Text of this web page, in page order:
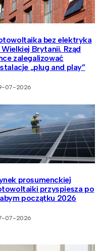
bez elektryka
Wielkiej Brytanii. Rząd
zalegalizować
„plug and play”
07-2026
prosumenckiej
przyspiesza po
początku 2026
07-2026